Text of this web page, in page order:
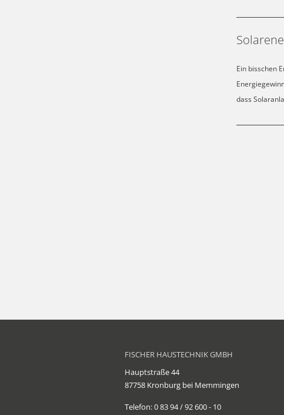
Ein bisschen
dass
FISCHER HAUSTECHNIK GMBH
Hauptstraße 44
87758 Kronburg bei Memmingen
Telefon: 0 83 94 / 92 600 - 10